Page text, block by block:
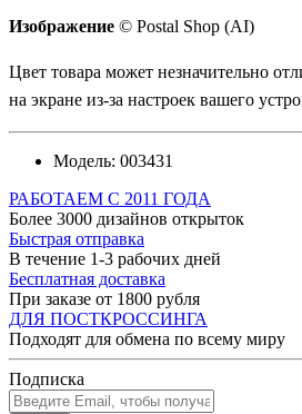
Изображение © Postal Shop (AI)
Цвет товара может незначительно
на экране из-за настроек вашего
Модель: 003431
РАБОТАЕМ С 2011 ГОДА
Более 3000 дизайнов открыток
Быстрая отправка
В течение 1-3 рабочих дней
Бесплатная доставка
При заказе от 1800 рубля
ДЛЯ ПОСТКРОССИНГА
Подходят для обмена по всему миру
Подписка